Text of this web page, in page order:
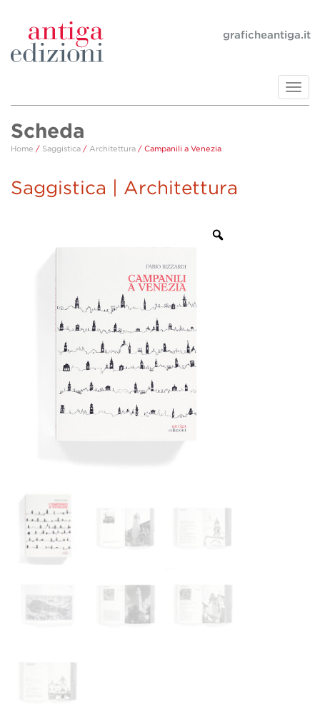
graficheantiga.it
Scheda
Home / Saggistica / Architettura / Campanili a Venezia
Saggistica | Architettura